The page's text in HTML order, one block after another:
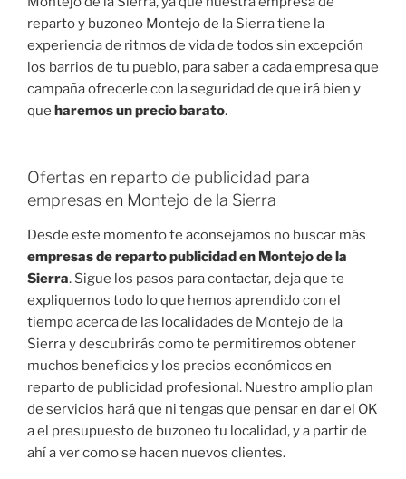
reparto y buzoneo Montejo de la Sierra tiene la
experiencia de ritmos de vida de todos sin excepción
los barrios de tu pueblo, para saber a cada empresa que
campaña ofrecerle con la seguridad de que irá bien y
que haremos un precio barato.
Ofertas en reparto de publicidad para
empresas en Montejo de la Sierra
Desde este momento te aconsejamos no buscar más
empresas de reparto publicidad en Montejo de la
Sierra. Sigue los pasos para contactar, deja que te
expliquemos todo lo que hemos aprendido con el
tiempo acerca de las localidades de Montejo de la
Sierra y descubrirás como te permitiremos obtener
muchos beneficios y los precios económicos en
reparto de publicidad profesional. Nuestro amplio plan
de servicios hará que ni tengas que pensar en dar el OK
a el presupuesto de buzoneo tu localidad, y a partir de
ahí a ver como se hacen nuevos clientes.